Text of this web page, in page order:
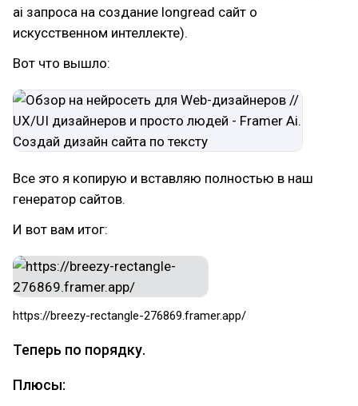
ai запроса на создание longread сайт о
искусственном интеллекте).
Вот что вышло:
Все это я копирую и вставляю полностью в наш
генератор сайтов.
И вот вам итог:
https://breezy-rectangle-276869.framer.app/
Теперь по порядку.
Плюсы: